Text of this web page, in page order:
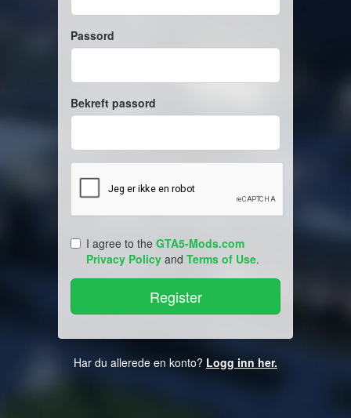
Passord
Bekreft passord
I agree to the GTA5-Mods.com
Privacy Policy and Terms of Use.
Har du allerede en konto? Logg inn her.